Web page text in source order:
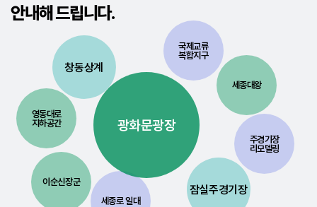
안내해 드립니다.
영동대로
지하공간
세종로 일대
주경기장
리모델링
이순신장군
창동상계
광화문광장
국제교류
복합지구
세종대왕
잠실주경기장